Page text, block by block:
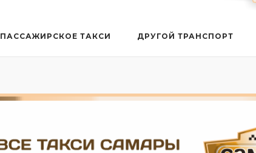
ПАССАЖИРСКОЕ ТАКСИ ДРУГОЙ ТРАНСПОРТ